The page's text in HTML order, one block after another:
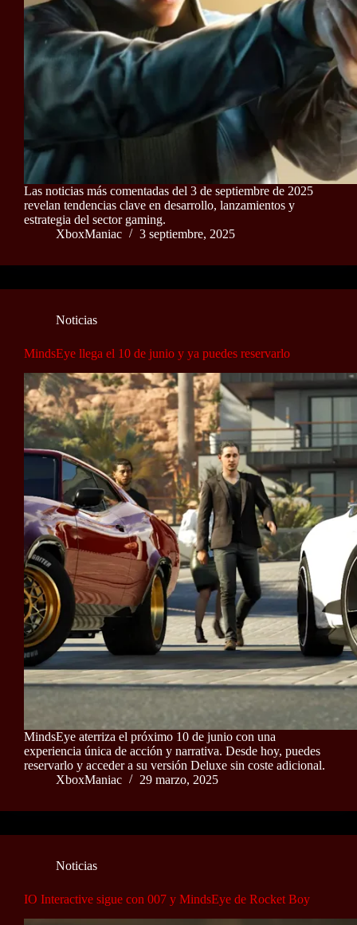
Las noticias más comentadas del 3 de septiembre de 2025
revelan tendencias clave en desarrollo, lanzamientos y
estrategia del sector gaming.
XboxManiac
3 septiembre, 2025
Noticias
MindsEye llega el 10 de junio y ya puedes reservarlo
MindsEye aterriza el próximo 10 de junio con una
experiencia única de acción y narrativa. Desde hoy, puedes
reservarlo y acceder a su versión Deluxe sin coste adicional.
XboxManiac
29 marzo, 2025
Noticias
IO Interactive sigue con 007 y MindsEye de Rocket Boy